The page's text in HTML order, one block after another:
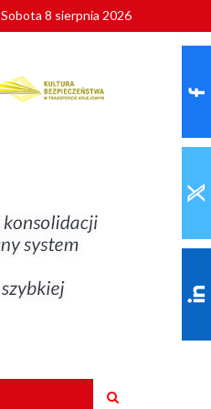
Sobota 8 sierpnia 2026